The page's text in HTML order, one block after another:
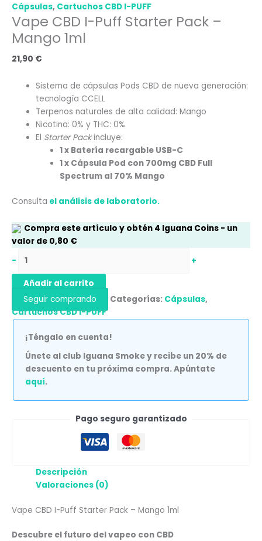
Cápsulas, Cartuchos CBD I-PUFF
Vape CBD I-Puff Starter Pack –
Mango 1ml
21,90 €
Sistema de cápsulas Pods CBD de nueva generación:
tecnología CCELL
Terpenos naturales de alta calidad: Mango
Nicotina: 0% y THC: 0%
El Starter Packincluye:
1 x Batería recargable USB-C
1 x Cápsula Pod con 700mg CBD Full
Spectrum al 70% Mango
Consulta el análisis de laboratorio.
Compra este artículo y obtén 4 Iguana Coins - un
valor de 0,80 €
-
+
Añadir al carrito
Seguir comprando
Categorías: Cápsulas,
Cartuchos CBD I-PUFF
¡Téngalo en cuenta!
Únete al club Iguana Smoke y recibe un 20% de
descuento en tu próxima compra. Apúntate
aquí.
Pago seguro garantizado
Descripción
Valoraciones (0)
Vape CBD I-Puff Starter Pack – Mango 1ml
Descubre el futuro del vapeo con CBD